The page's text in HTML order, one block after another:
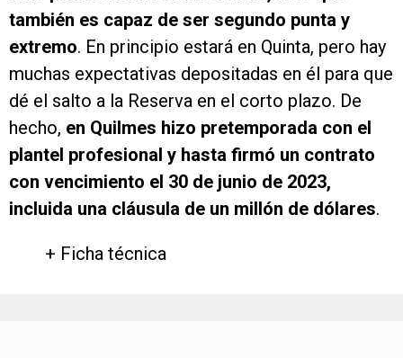
también es capaz de ser segundo punta y
extremo. En principio estará en Quinta, pero hay
muchas expectativas depositadas en él para que
dé el salto a la Reserva en el corto plazo. De
hecho, en Quilmes hizo pretemporada con el
plantel profesional y hasta firmó un contrato
con vencimiento el 30 de junio de 2023,
incluida una cláusula de un millón de dólares.
+ Ficha técnica